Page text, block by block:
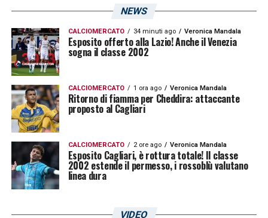
NEWS
CALCIOMERCATO 34 minuti ago Veronica Mandala
Esposito offerto alla Lazio! Anche il Venezia
sogna il classe 2002
CALCIOMERCATO 1 ora ago Veronica Mandala
Ritorno di fiamma per Cheddira: attaccante
proposto al Cagliari
CALCIOMERCATO 2 ore ago Veronica Mandala
Esposito Cagliari, è rottura totale! Il classe
2002 estende il permesso, i rossoblù valutano
linea dura
VIDEO